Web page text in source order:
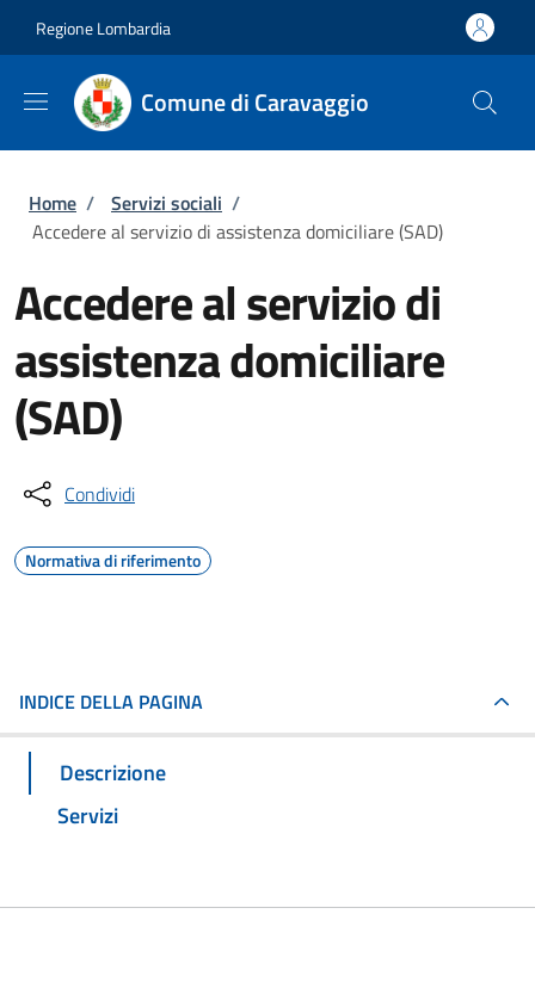
Regione Lombardia
Comune di Caravaggio
Briciole di pane
Home / Servizi sociali /
Accedere al servizio di assistenza domiciliare (SAD)
Accedere al servizio di
assistenza domiciliare
(SAD)
Condividi
Normativa di riferimento
INDICE DELLA PAGINA
Descrizione
Servizi